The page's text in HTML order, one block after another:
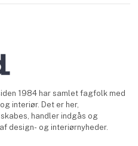
1984 har samlet fagfolk med
interiør. Det er her,
handler indgås og
design- og interiørnyheder.